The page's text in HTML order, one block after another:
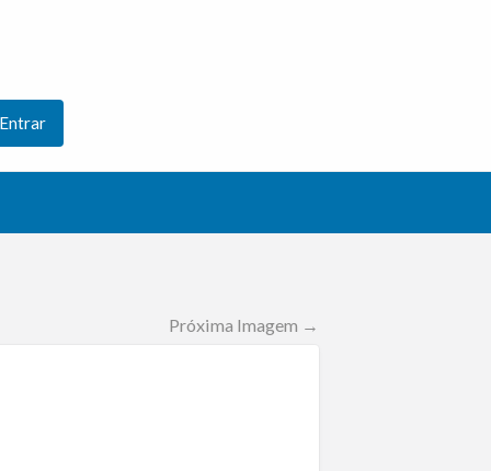
Próxima Imagem →